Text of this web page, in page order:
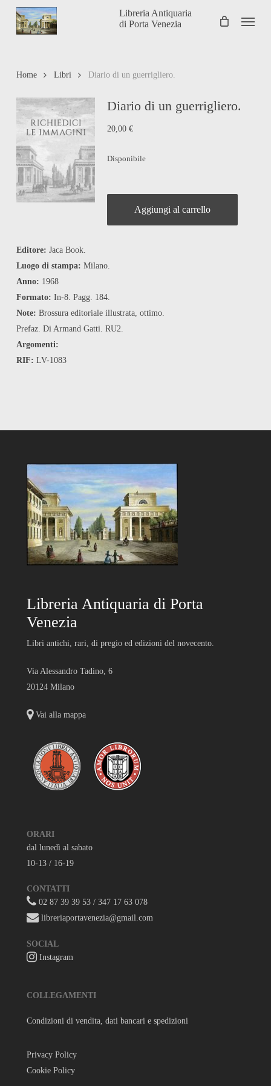
Libreria Antiquaria
di Porta Venezia
Home Libri Diario di un guerrigliero.
Diario di un guerrigliero.
20,00 €
Disponibile
Aggiungi al carrello
Editore: Jaca Book.
Luogo di stampa: Milano.
Anno: 1968
Formato: In-8. Pagg. 184.
Note: Brossura editoriale illustrata, ottimo.
Prefaz. Di Armand Gatti. RU2.
Argomenti:
RIF: LV-1083
Libreria Antiquaria di Porta
Venezia
Libri antichi, rari, di pregio ed edizioni del novecento.
Via Alessandro Tadino, 6
20124 Milano
Vai alla mappa
ORARI
dal lunedì al sabato
10-13 / 16-19
CONTATTI
02 87 39 39 53 / 347 17 63 078
libreriaportavenezia@gmail.com
SOCIAL
Instagram
COLLEGAMENTI
Condizioni di vendita, dati bancari e spedizioni
Privacy Policy
Cookie Policy